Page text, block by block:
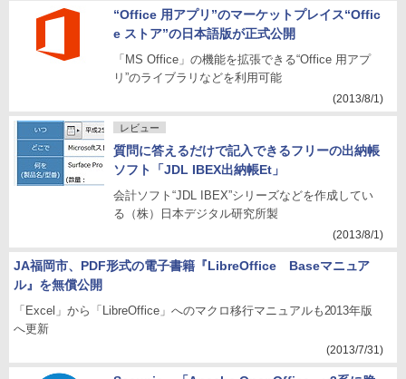
“Office 用アプリ”のマーケットプレイス“Offic
e ストア”の日本語版が正式公開
「MS Office」の機能を拡張できる“Office 用アプ
リ”のライブラリなどを利用可能
(2013/8/1)
レビュー
質問に答えるだけで記入できるフリーの出納帳
ソフト「JDL IBEX出納帳Et」
会計ソフト“JDL IBEX”シリーズなどを作成してい
る（株）日本デジタル研究所製
(2013/8/1)
JA福岡市、PDF形式の電子書籍『LibreOffice Baseマニュア
ル』を無償公開
「Excel」から「LibreOffice」へのマクロ移行マニュアルも2013年版
へ更新
(2013/7/31)